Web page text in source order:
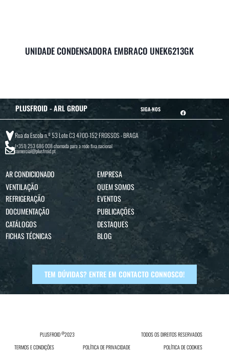
UNIDADE CONDENSADORA EMBRACO UNEK6213GK
PLUSFROID - ARL GROUP SIGA-NOS
Rua da Escola n.º 53 Lote C3 4700-152 FROSSOS - BRAGA
(+351) 253 686 008chamada para a rede fixa nacional
comercial@plusfroid.pt
AR CONDICIONADO
VENTILAÇÃO
REFRIGERAÇÃO
EMPRESA
QUEM SOMOS
EVENTOS
DOCUMENTAÇÃO
CATÁLOGOS
FICHAS TÉCNICAS
PUBLICAÇÕES
DESTAQUES
BLOG
TEM DÚVIDAS? ENTRE EM CONTACTO CONNOSCO!
PLUSFROID@2023
TODOS OS DIREITOS RESERVADOS
TERMOS E CONDIÇÕES
POLÍTICA DE PRIVACIDADE POLÍTICA DE COOKIES